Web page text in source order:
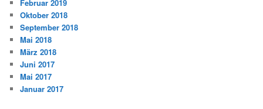
Februar 2019
Oktober 2018
September 2018
Mai 2018
März 2018
Juni 2017
Mai 2017
Januar 2017